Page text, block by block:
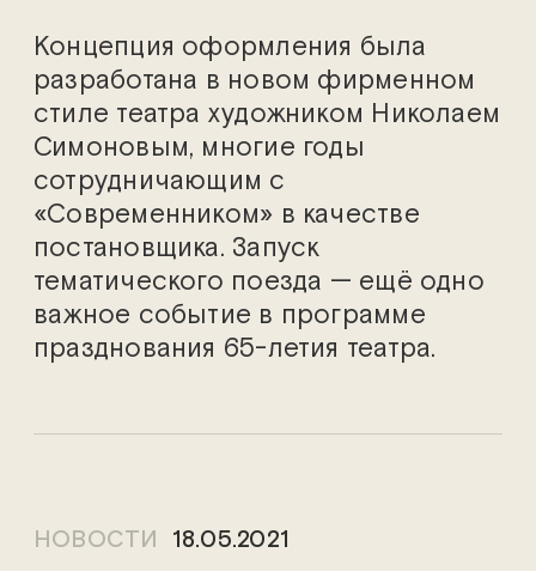
Концепция оформления была
разработана в новом фирменном
стиле театра художником Николаем
Симоновым, многие годы
сотрудничающим с
«Современником» в качестве
постановщика. Запуск
тематического поезда — ещё одно
важное событие в программе
празднования 65-летия театра.
НОВОСТИ 18.05.2021